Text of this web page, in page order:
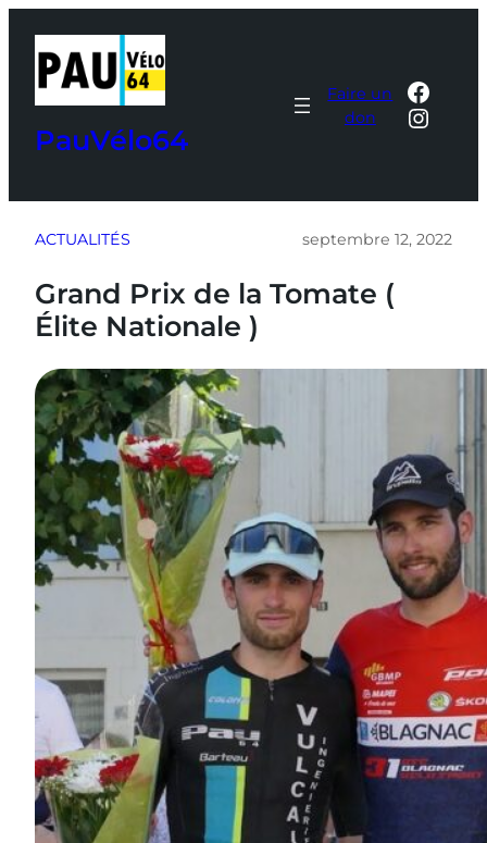
contenu
PauVélo64
Faire un
don
ACTUALITÉS septembre 12, 2022
Grand Prix de la Tomate (
Élite Nationale )